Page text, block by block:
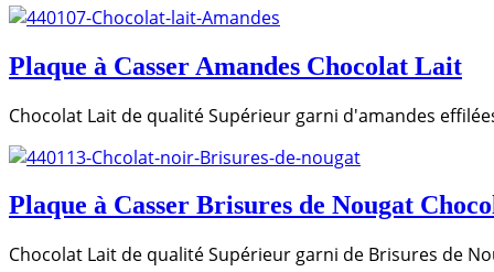
Plaque à Casser Amandes Chocolat Lait
Chocolat Lait de qualité Supérieur garni d'amandes
Plaque à Casser Brisures de Nougat
Chocolat Lait de qualité Supérieur garni de Brisures de